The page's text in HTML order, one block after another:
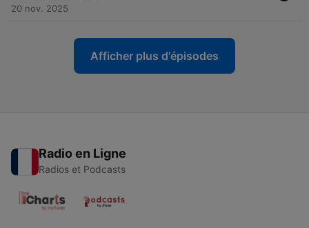
20 nov. 2025
Afficher plus d'épisodes
Radio en Ligne
Radios et Podcasts